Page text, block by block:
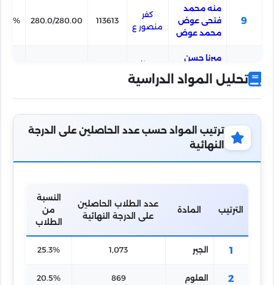
9
منه محمد
فتحى عوض
محمد عوض
كفر
منصور ع
113613
280.0/280.00
10
ميرنا حسن
ابراهيم
25 يناير
الرسمية
بكفر شكر
محمود خيرى
موسى
الرسمية
117452
280.0/280.00
12
تحليل المواد الدراسية
ترتيب المواد حسب عدد الحاصلين على الدرجة
النهائية
الترتيب المادة
عدد الطلاب الحاصلين
على الدرجة النهائية
النسبة
من
الطلاب
1 الجبر 1,073
25.3%
2 العلوم 869
20.5%